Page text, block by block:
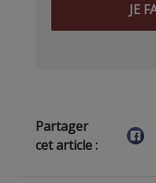
JE
Partager
cet article :